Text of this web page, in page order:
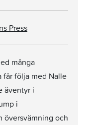
Press
många
får följa med Nalle
äventyr i
i
översvämning och